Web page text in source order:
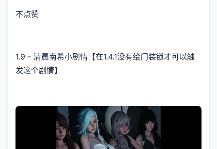
不点赞
1.9 - 清晨南希小剧情【在1.4.1没有给门装锁才可以触
发这个剧情】